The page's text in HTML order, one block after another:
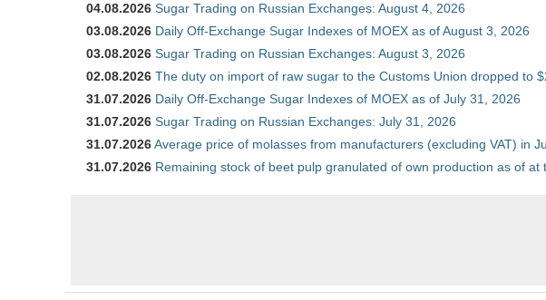
04.08.2026 Sugar Trading on Russian Exchanges: August 4, 2026
03.08.2026 Daily Off-Exchange Sugar Indexes of MOEX as of August 3, 2026
03.08.2026 Sugar Trading on Russian Exchanges: August 3, 2026
02.08.2026 The duty on import of raw sugar to the Customs Union dropped to
31.07.2026 Daily Off-Exchange Sugar Indexes of MOEX as of July 31, 2026
31.07.2026 Sugar Trading on Russian Exchanges: July 31, 2026
31.07.2026Average price of molasses from manufacturers (excluding VAT) in
31.07.2026 Remaining stock of beet pulp granulated of own production as of at